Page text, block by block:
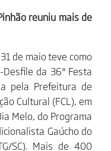
reuniu mais de
de maio teve como
da 36ª Festa
pela Prefeitura de
Cultural (FCL), em
Melo, do Programa
Gaúcho do
SC). Mais de 400